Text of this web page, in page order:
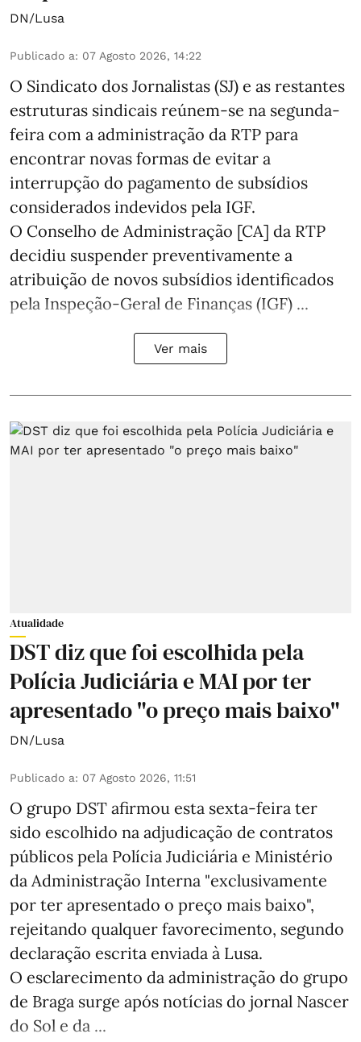
DN/Lusa
Publicado a: 07 Agosto 2026, 14:22
O Sindicato dos Jornalistas (SJ) e as restantes
estruturas sindicais reúnem-se na segunda-
feira com a administração da RTP para
encontrar novas formas de evitar a
interrupção do pagamento de subsídios
considerados indevidos pela IGF.
O Conselho de Administração [CA] da RTP
decidiu suspender preventivamente a
atribuição de novos subsídios identificados
pela Inspeção-Geral de Finanças (IGF) ...
Ver mais
Atualidade
DST diz que foi escolhida pela
Polícia Judiciária e MAI por ter
apresentado "o preço mais baixo"
DN/Lusa
Publicado a: 07 Agosto 2026, 11:51
O grupo DST afirmou esta sexta-feira ter
sido escolhido na adjudicação de contratos
públicos pela Polícia Judiciária e Ministério
da Administração Interna "exclusivamente
por ter apresentado o preço mais baixo",
rejeitando qualquer favorecimento, segundo
declaração escrita enviada à Lusa.
O esclarecimento da administração do grupo
de Braga surge após notícias do jornal Nascer
do Sol e da ...